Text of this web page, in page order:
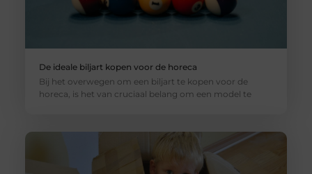
De ideale biljart kopen voor de horeca
Bij het overwegen om een biljart te kopen voor de
horeca, is het van cruciaal belang om een model te